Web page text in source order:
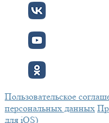
Пользовательское
персональных данных
для iOS)